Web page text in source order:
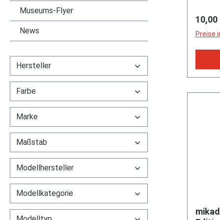
Museums-Flyer
News
Hersteller
Farbe
Marke
Maßstab
Modellhersteller
Modellkategorie
(EAN
10,00
Preise